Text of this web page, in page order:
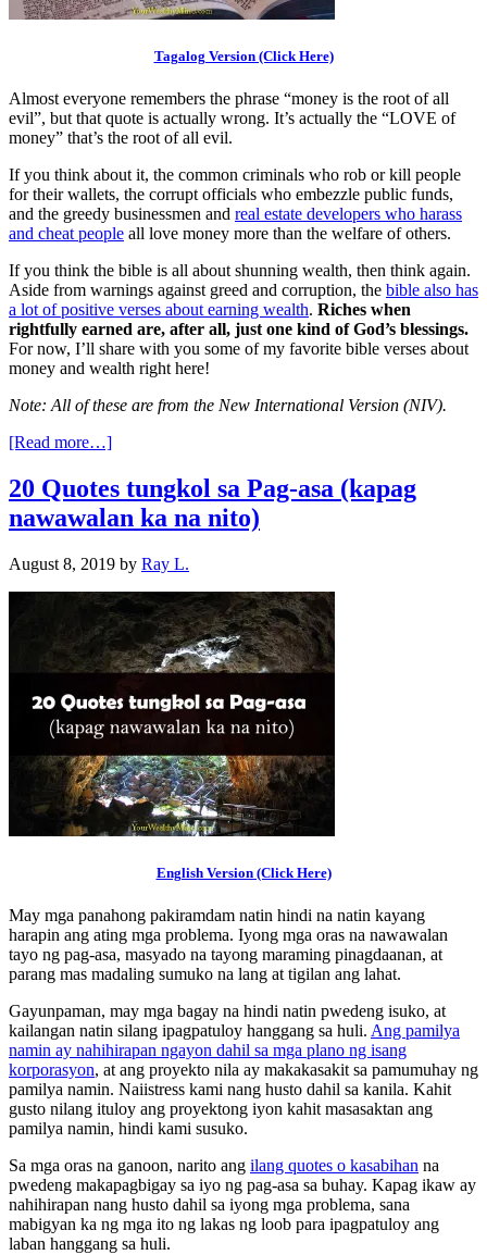
Tagalog Version (Click Here)
Almost everyone remembers the phrase “money is the root of all
evil”, but that quote is actually wrong. It’s actually the “LOVE of
money” that’s the root of all evil.
If you think about it, the common criminals who rob or kill people
for their wallets, the corrupt officials who embezzle public funds,
and the greedy businessmen and real estate developers who harass
and cheat people all love money more than the welfare of others.
If you think the bible is all about shunning wealth, then think again.
Aside from warnings against greed and corruption, the bible also has
a lot of positive verses about earning wealth. Riches when
rightfully earned are, after all, just one kind of God’s blessings.
For now, I’ll share with you some of my favorite bible verses about
money and wealth right here!
Note: All of these are from the New International Version (NIV).
[Read more…]
20 Quotes tungkol sa Pag-asa (kapag
nawawalan ka na nito)
August 8, 2019 by Ray L.
English Version (Click Here)
May mga panahong pakiramdam natin hindi na natin kayang
harapin ang ating mga problema. Iyong mga oras na nawawalan
tayo ng pag-asa, masyado na tayong maraming pinagdaanan, at
parang mas madaling sumuko na lang at tigilan ang lahat.
Gayunpaman, may mga bagay na hindi natin pwedeng isuko, at
kailangan natin silang ipagpatuloy hanggang sa huli. Ang pamilya
namin ay nahihirapan ngayon dahil sa mga plano ng isang
korporasyon, at ang proyekto nila ay makakasakit sa pamumuhay ng
pamilya namin. Naiistress kami nang husto dahil sa kanila. Kahit
gusto nilang ituloy ang proyektong iyon kahit masasaktan ang
pamilya namin, hindi kami susuko.
Sa mga oras na ganoon, narito ang ilang quotes o kasabihan na
pwedeng makapagbigay sa iyo ng pag-asa sa buhay. Kapag ikaw ay
nahihirapan nang husto dahil sa iyong mga problema, sana
mabigyan ka ng mga ito ng lakas ng loob para ipagpatuloy ang
laban hanggang sa huli.